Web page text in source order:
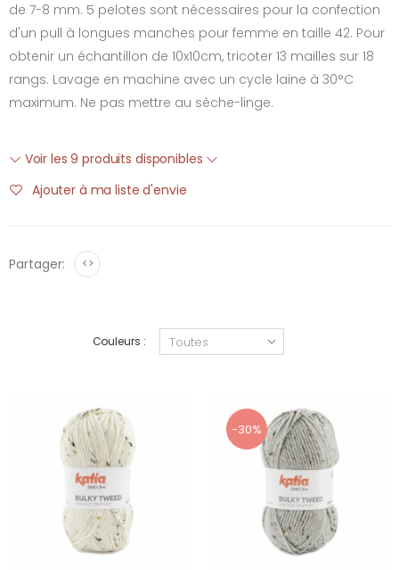
de 7-8 mm. 5 pelotes sont nécessaires pour la confection
d'un pull à longues manches pour femme en taille 42. Pour
obtenir un échantillon de 10x10cm, tricoter 13 mailles sur 18
rangs. Lavage en machine avec un cycle laine à 30°C
maximum. Ne pas mettre au sèche-linge.
Voir les 9 produits disponibles
Ajouter à ma liste d'envie
Partager: <>
Couleurs :
-30%